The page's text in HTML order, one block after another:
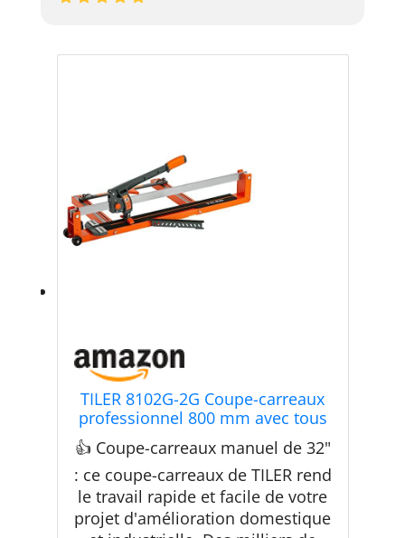
TILER 8102G-2G Coupe-carreaux
professionnel 800 mm avec tous
les cadres en fer, rail de guidage
laser réglable, roue de coupe en
carbure de tungstène, double rail
de guidage stable
👍 Coupe-carreaux manuel de 32"
: ce coupe-carreaux de TILER rend
le travail rapide et facile de votre
projet d'amélioration domestique